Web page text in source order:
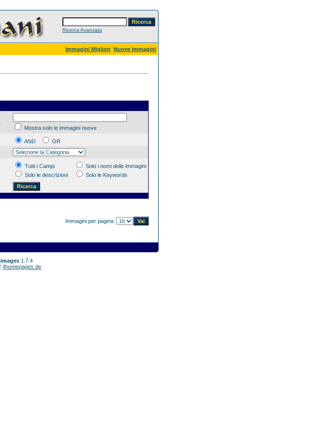
Ricerca Avanzata
Immagini Migliori Nuove Immagini
Mostra solo le immagini nuove
AND
OR
Tutti i Campi
Solo i nomi delle immagini
Solo le descrizioni
Solo le Keywords
Immagini per pagina:
1.7.4
4homepages.de